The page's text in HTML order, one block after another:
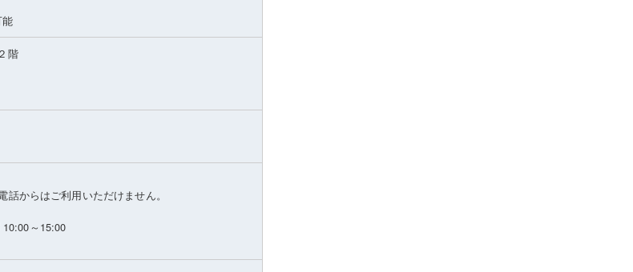
階
からはご利用いただけません。
～15:00